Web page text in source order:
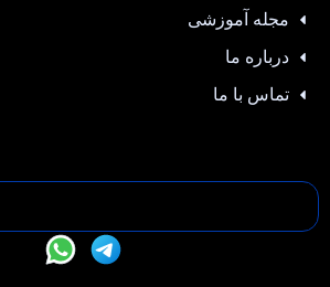
مجله آموزشی
درباره ما
تماس با ما